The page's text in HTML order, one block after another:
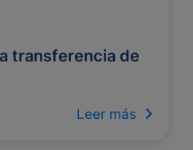
transferencia de
Leer más